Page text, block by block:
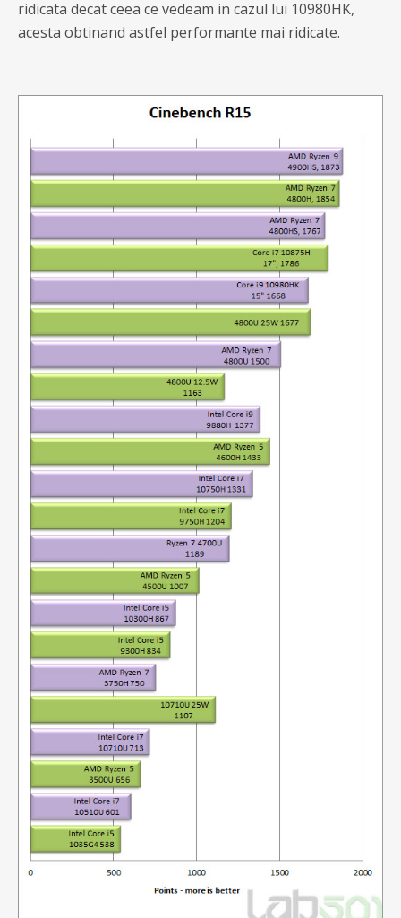
ridicata decat ceea ce vedeam in cazul lui 10980HK,
acesta obtinand astfel performante mai ridicate.